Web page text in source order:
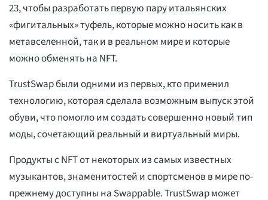
23, чтобы разработать первую пару итальянских
«фигитальных» туфель, которые можно носить как в
метавселенной, так и в реальном мире и которые
можно обменять на NFT.
TrustSwap были одними из первых, кто применил
технологию, которая сделала возможным выпуск этой
обуви, что помогло им создать совершенно новый тип
моды, сочетающий реальный и виртуальный миры.
Продукты с NFT от некоторых из самых известных
музыкантов, знаменитостей и спортсменов в мире по-
прежнему доступны на Swappable. TrustSwap может